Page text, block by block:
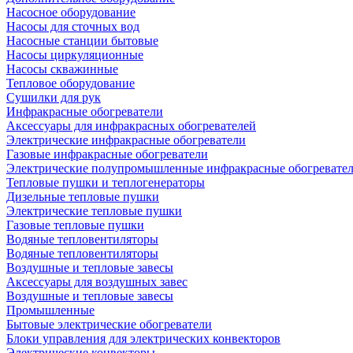
Насосное оборудование
Насосы для сточных вод
Насосные станции бытовые
Насосы циркуляционные
Насосы скважинные
Тепловое оборудование
Сушилки для рук
Инфракрасные обогреватели
Аксессуары для инфракрасных обогревателей
Электрические инфракрасные обогреватели
Газовые инфракрасные обогреватели
Электрические полупромышленные инфракрасные
Тепловые пушки и теплогенераторы
Дизельные тепловые пушки
Электрические тепловые пушки
Газовые тепловые пушки
Водяные тепловентиляторы
Водяные тепловентиляторы
Воздушные и тепловые завесы
Аксессуары для воздушных завес
Воздушные и тепловые завесы
Промышленные
Бытовые электрические обогреватели
Блоки управления для электрических конвекторов